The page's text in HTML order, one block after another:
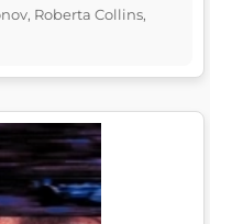
Roberta Collins,